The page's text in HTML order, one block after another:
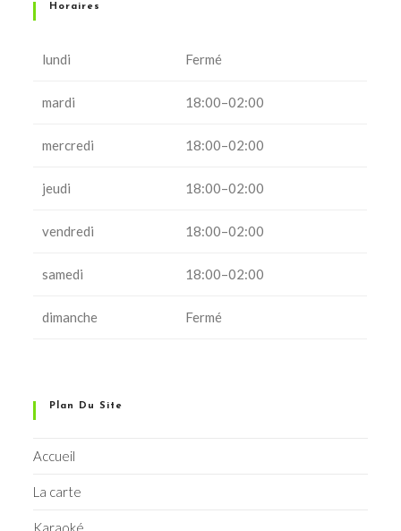
Horaires
lundi Fermé
mardi 18:00–02:00
mercredi 18:00–02:00
jeudi 18:00–02:00
vendredi 18:00–02:00
samedi 18:00–02:00
dimanche Fermé
Plan Du Site
Accueil
La carte
Karaoké